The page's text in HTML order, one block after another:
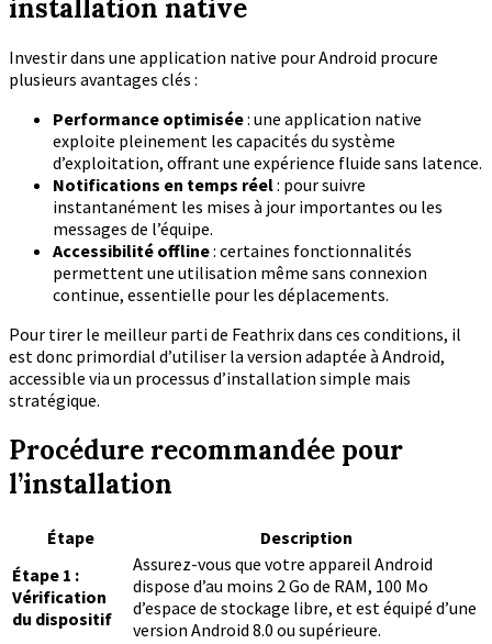
installation native
Investir dans une application native pour Android procure
plusieurs avantages clés :
Performance optimisée: une application native
exploite pleinement les capacités du système
d’exploitation, offrant une expérience fluide sans latence.
Notifications en temps réel: pour suivre
instantanément les mises à jour importantes ou les
messages de l’équipe.
Accessibilité offline: certaines fonctionnalités
permettent une utilisation même sans connexion
continue, essentielle pour les déplacements.
Pour tirer le meilleur parti de Feathrix dans ces conditions, il
est donc primordial d’utiliser la version adaptée à Android,
accessible via un processus d’installation simple mais
stratégique.
Procédure recommandée pour
l’installation
Étape
Description
Étape 1 :
Vérification
du dispositif
Assurez-vous que votre appareil Android
dispose d’au moins 2 Go de RAM, 100 Mo
d’espace de stockage libre, et est équipé d’une
version Android 8.0 ou supérieure.